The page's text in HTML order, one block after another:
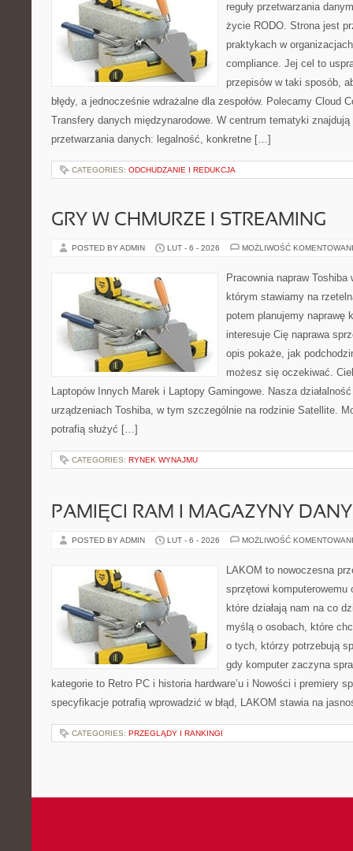
reguły przetwarzania
życie RODO. Strona jest
praktykach w
compliance. Jej cel to
przepisów w taki sposób,
błędy, a jednocześnie wdrażalne dla zespołów. Polecamy Cloud
Transfery danych międzynarodowe. W centrum tematyki znajdują
przetwarzania danych: legalność, konkretne […]
CATEGORIES: ODCHUDZANIE I REDUKCJA
GRY W CHMURZE I STREAMING
POSTED BY ADMIN LUT - 6 - 2026 MOŻLIWOŚĆ
Pracownia napraw
którym stawiamy na
potem planujemy naprawę
interesuje Cię naprawa
opis pokaże, jak
możesz się oczekiwać.
Laptopów Innych Marek i Laptopy Gamingowe. Nasza
urządzeniach Toshiba, w tym szczególnie na rodzinie Satellite.
potrafią służyć […]
CATEGORIES: RYNEK WYNAJMU
PAMIĘCI RAM I MAGAZYNY
POSTED BY ADMIN LUT - 6 - 2026 MOŻLIWOŚĆ
LAKOM to nowoczesna
sprzętowi komputerowemu
które działają nam na co
myślą o osobach, które
o tych, którzy potrzebują
gdy komputer zaczyna
kategorie to Retro PC i historia hardware’u i Nowości i premiery
specyfikacje potrafią wprowadzić w błąd, LAKOM stawia na
CATEGORIES: PRZEGLĄDY I RANKINGI